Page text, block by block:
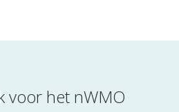
voor het nWMO